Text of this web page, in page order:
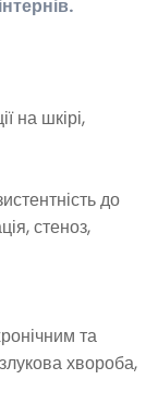
на шкірі,
до
стеноз,
та
хвороба,